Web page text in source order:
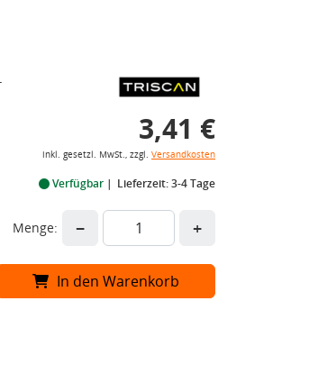
3,41 €
inkl. gesetzl. MwSt., zzgl. Versandkosten
Verfügbar Lieferzeit: 3-4 Tage
Menge: − +
In den Warenkorb